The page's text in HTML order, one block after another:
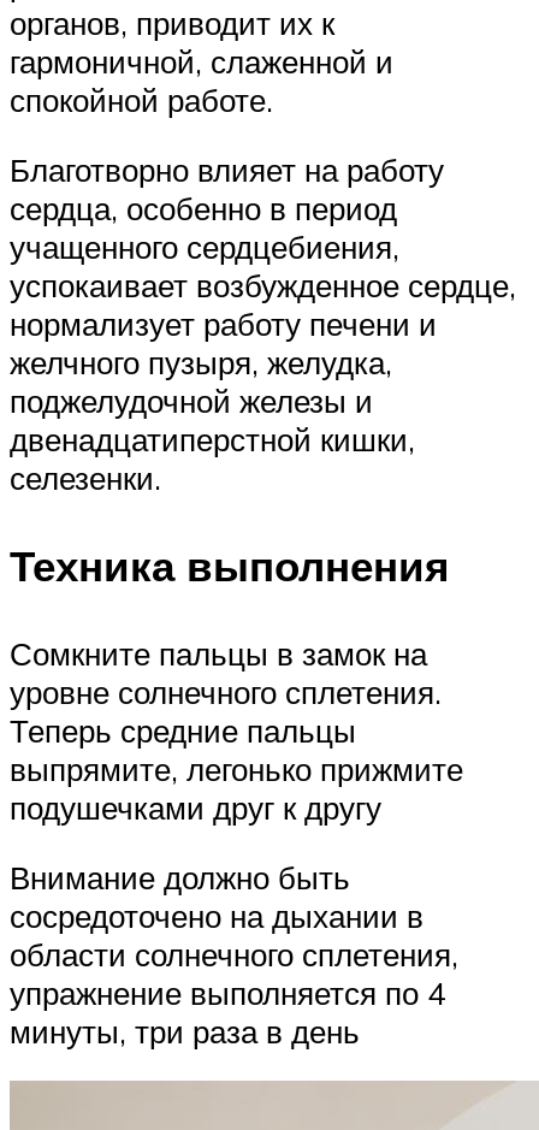
органов, приводит их к
гармоничной, слаженной и
спокойной работе.
Благотворно влияет на работу
сердца, особенно в период
учащенного сердцебиения,
успокаивает возбужденное сердце,
нормализует работу печени и
желчного пузыря, желудка,
поджелудочной железы и
двенадцатиперстной кишки,
селезенки.
Техника выполнения
Сомкните пальцы в замок на
уровне солнечного сплетения.
Теперь средние пальцы
выпрямите, легонько прижмите
подушечками друг к другу
Внимание должно быть
сосредоточено на дыхании в
области солнечного сплетения,
упражнение выполняется по 4
минуты, три раза в день